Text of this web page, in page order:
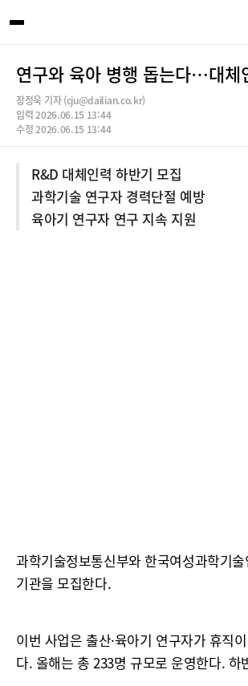
연구와 육아 병행 돕는다…대
장정욱 기자 (cju@dailian.co.kr)
입력 2026.06.15 13:44
수정 2026.06.15 13:44
R&D 대체인력 하반기 모집
과학기술 연구자 경력단절 예방
육아기 연구자 연구 지속 지원
과학기술정보통신부와 한국여성과학기
기관을 모집한다.
이번 사업은 출산·육아기 연구자가 휴직
다. 올해는 총 233명 규모로 운영한다.